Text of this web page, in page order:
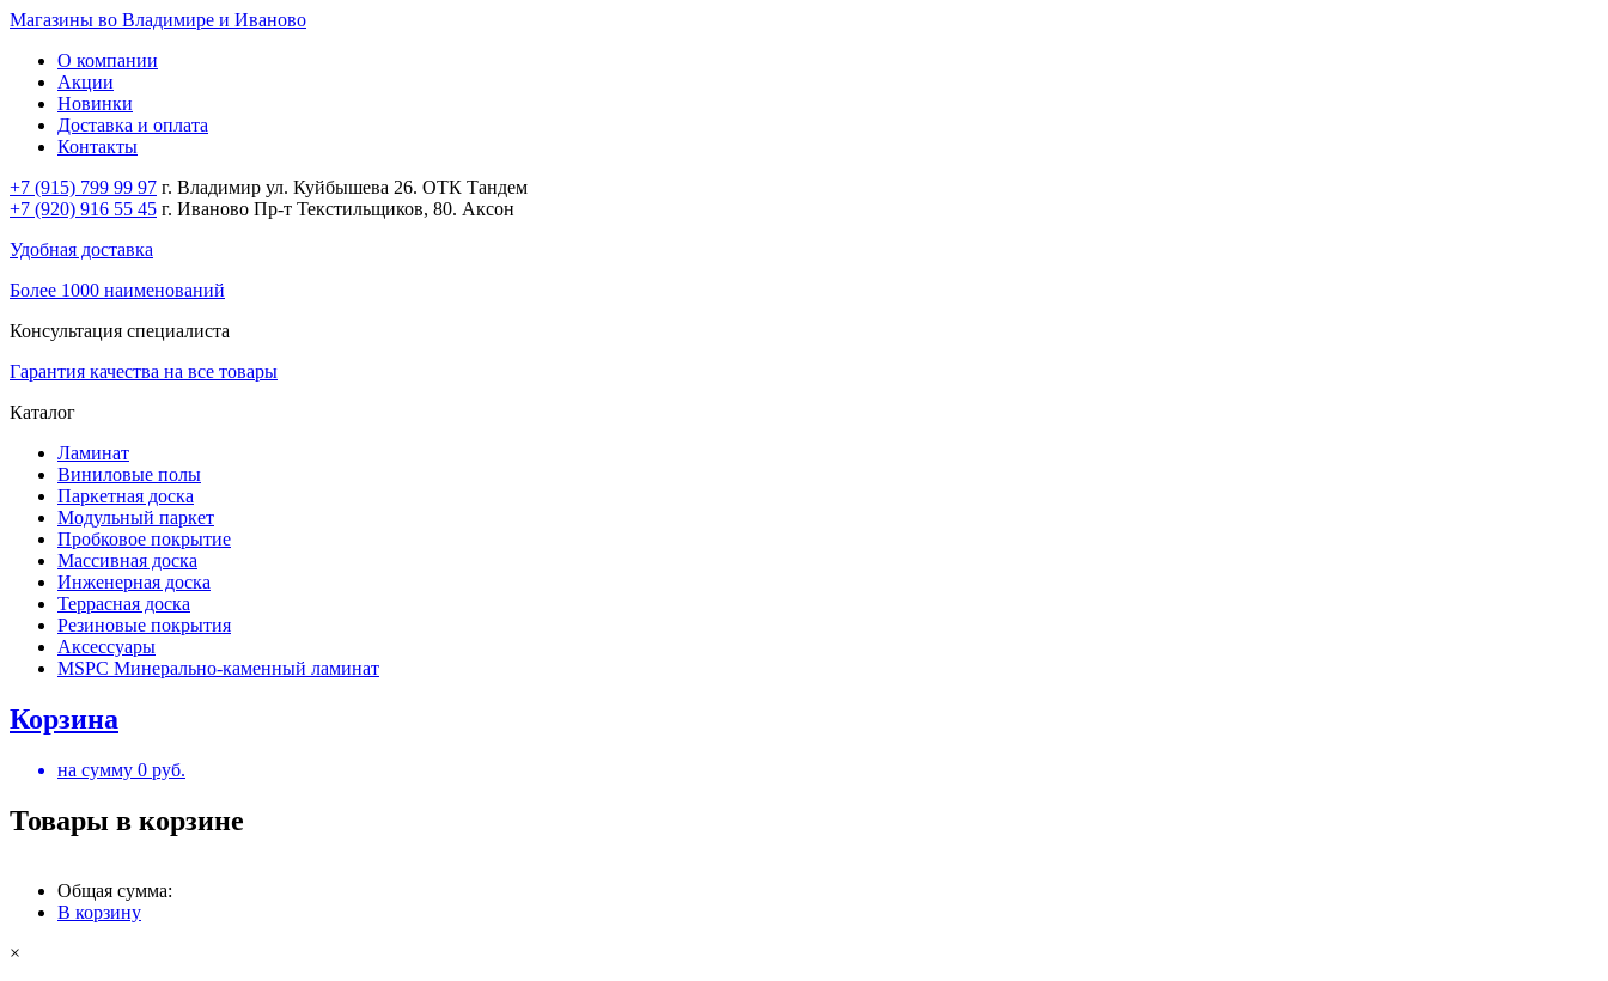
Магазины во Владимире и Иваново
О компании
Акции
Новинки
Доставка и оплата
Контакты
+7 (915) 799 99 97 г. Владимир ул. Куйбышева 26. ОТК Тандем
+7 (920) 916 55 45 г. Иваново Пр-т Текстильщиков, 80. Аксон
Удобная доставка
Более 1000 наименований
Консультация специалиста
Гарантия качества на все товары
Каталог
Ламинат
Виниловые полы
Паркетная доска
Модульный паркет
Пробковое покрытие
Массивная доска
Инженерная доска
Террасная доска
Резиновые покрытия
Аксессуары
MSPC Минерально-каменный ламинат
Корзина
на сумму 0 руб.
Товары в корзине
Общая сумма:
В корзину
×